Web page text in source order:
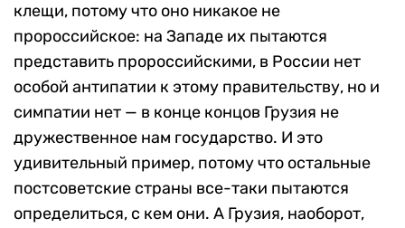
клещи, потому что оно никакое не
пророссийское: на Западе их пытаются
представить пророссийскими, в России нет
особой антипатии к этому правительству, но и
симпатии нет — в конце концов Грузия не
дружественное нам государство. И это
удивительный пример, потому что остальные
постсоветские страны все-таки пытаются
определиться, с кем они. А Грузия, наоборот,